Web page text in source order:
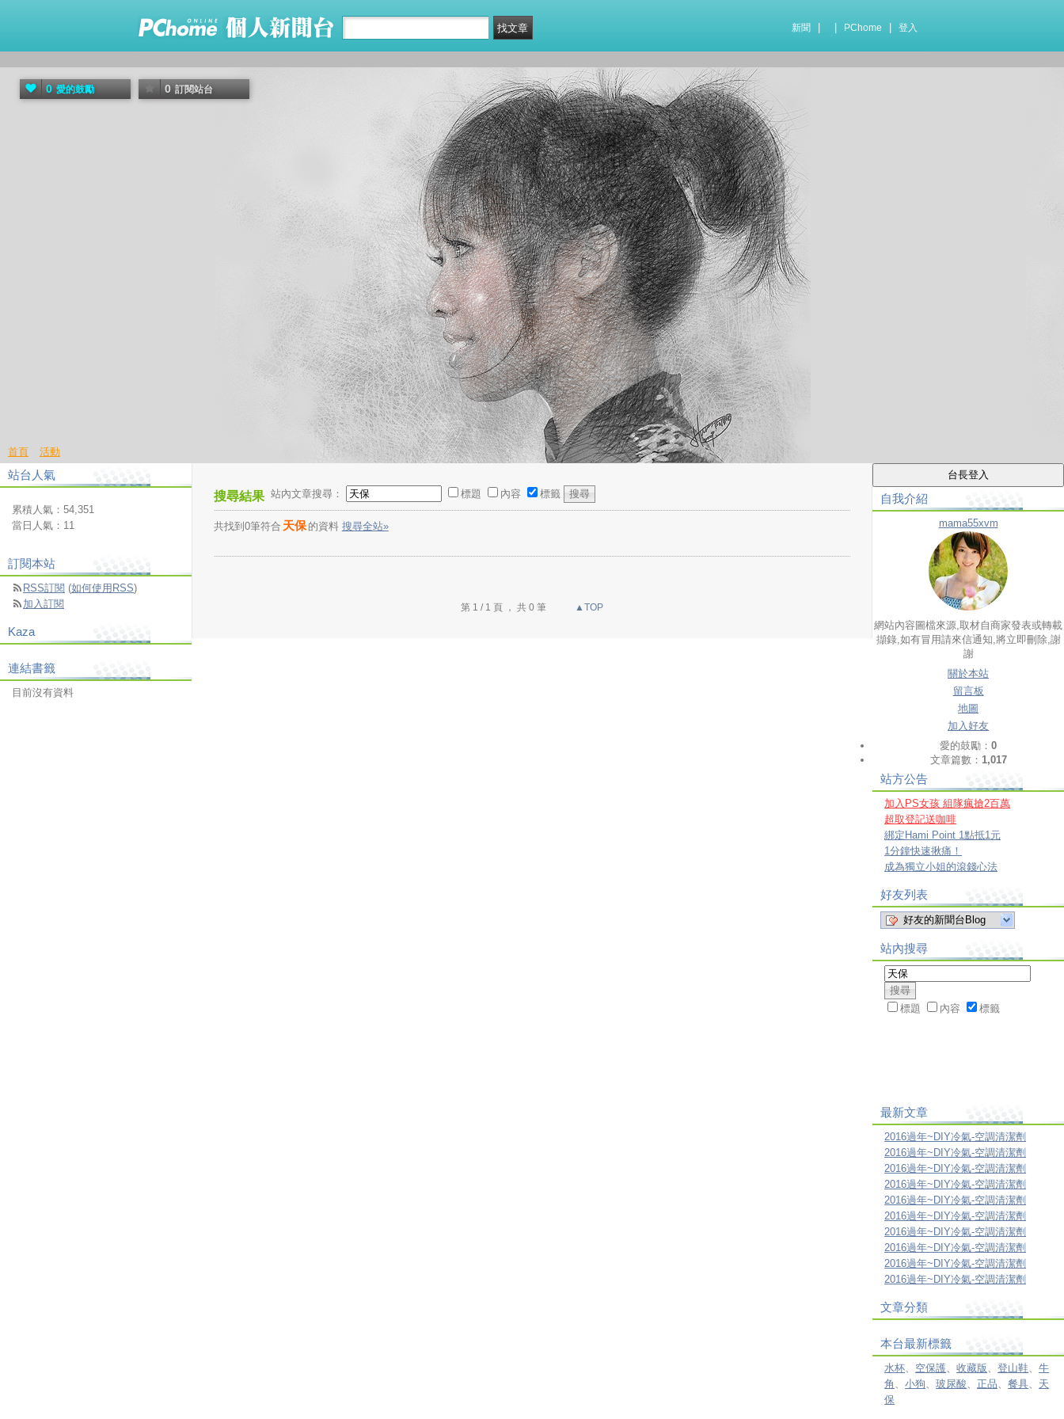
新聞 PChome 登入
0 愛的鼓勵 0 訂閱站台
首頁 活動
搜尋結果 站內文章搜尋： 標題 內容 標籤
共找到0筆符合 天保 的資料 搜尋全站»
第 1 / 1 頁 ， 共 0 筆 ▲TOP
自我介紹
mama55xvm
網站內容圖檔來源,取材自商家發表或轉載
擷錄,如有冒用請來信通知,將立即刪除,謝
謝
關於本站
留言板
地圖
加入好友
愛的鼓勵：0
文章篇數： 1,017
站方公告
加入PS女孩 組隊瘋搶2百萬
超取登記送咖啡
綁定Hami Point 1點抵1元
1分鐘快速揪痛！
成為獨立小姐的滾錢心法
好友列表
好友的新聞台Blog
站內搜尋
標題 內容 標籤
最新文章
2016過年~DIY冷氣-空調清潔劑
2016過年~DIY冷氣-空調清潔劑
2016過年~DIY冷氣-空調清潔劑
2016過年~DIY冷氣-空調清潔劑
2016過年~DIY冷氣-空調清潔劑
2016過年~DIY冷氣-空調清潔劑
2016過年~DIY冷氣-空調清潔劑
2016過年~DIY冷氣-空調清潔劑
2016過年~DIY冷氣-空調清潔劑
2016過年~DIY冷氣-空調清潔劑
文章分類
本台最新標籤
水杯、 空保護、收藏版、登山鞋、牛
角 、小狗、玻尿酸、正品、餐具、 天
保
站台人氣
累積人氣： 54,351
當日人氣： 11
訂閱本站
RSS訂閱 (如何使用RSS)
加入訂閱
Kaza
連結書籤
目前沒有資料